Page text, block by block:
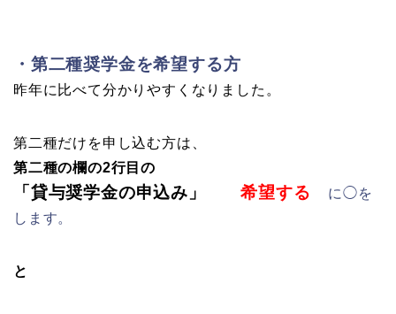
・第二種奨学金を希望する方
昨年に比べて分かりやすくなりました。
第二種だけを申し込む方は、
第二種の欄の2行目の
「貸与奨学金の申込み」希望する
に◯を
します。
と